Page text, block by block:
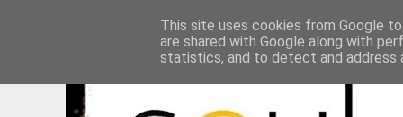
This site uses cookies from Google
are shared with Google along with
statistics, and to detect and address